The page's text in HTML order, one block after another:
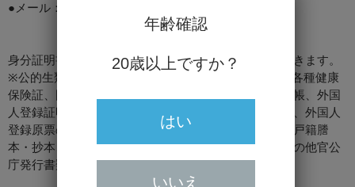
●メール：
身分証明書確認後にご注文頂いた商品を発送させて頂きます。
※公的生類とは、運転免許証、マイナンバーカード、各種健康
保険証、国民年金手帳、身体障害者手帳等各種福祉手帳、外国
人登録証明書、住民基本台帳カード、印鑑登録証明書、外国人
登録原票の写し、外国人登録原票の記載事項証明書、戸籍謄
本・抄本、住民票の写し・住民票記載事項証明書、その他官公
庁発行書類等
年齢確認
20歳以上ですか？
はい
いいえ